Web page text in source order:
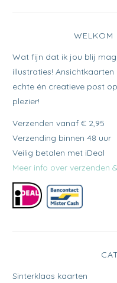
WELKOM
Wat fijn dat ik jou blij
illustraties! Ansichtkaarten
echte én creatieve post
plezier!
Verzenden vanaf € 2,95
Verzending binnen 48 uur
Veilig betalen met iDeal
Meer info over verzenden
Sinterklaas kaarten